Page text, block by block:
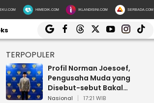
HIMEDIK.COM IKLANDISINI.COM SERBADA.COM
TERPOPULER
Profil Norman Joesoef,
Pengusaha Muda yang
Disebut-sebut Bakal
Dilantik Jadi Wamenhan RI
Nasional 17:21 WIB